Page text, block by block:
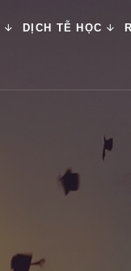
DỊCH TỄ HỌC